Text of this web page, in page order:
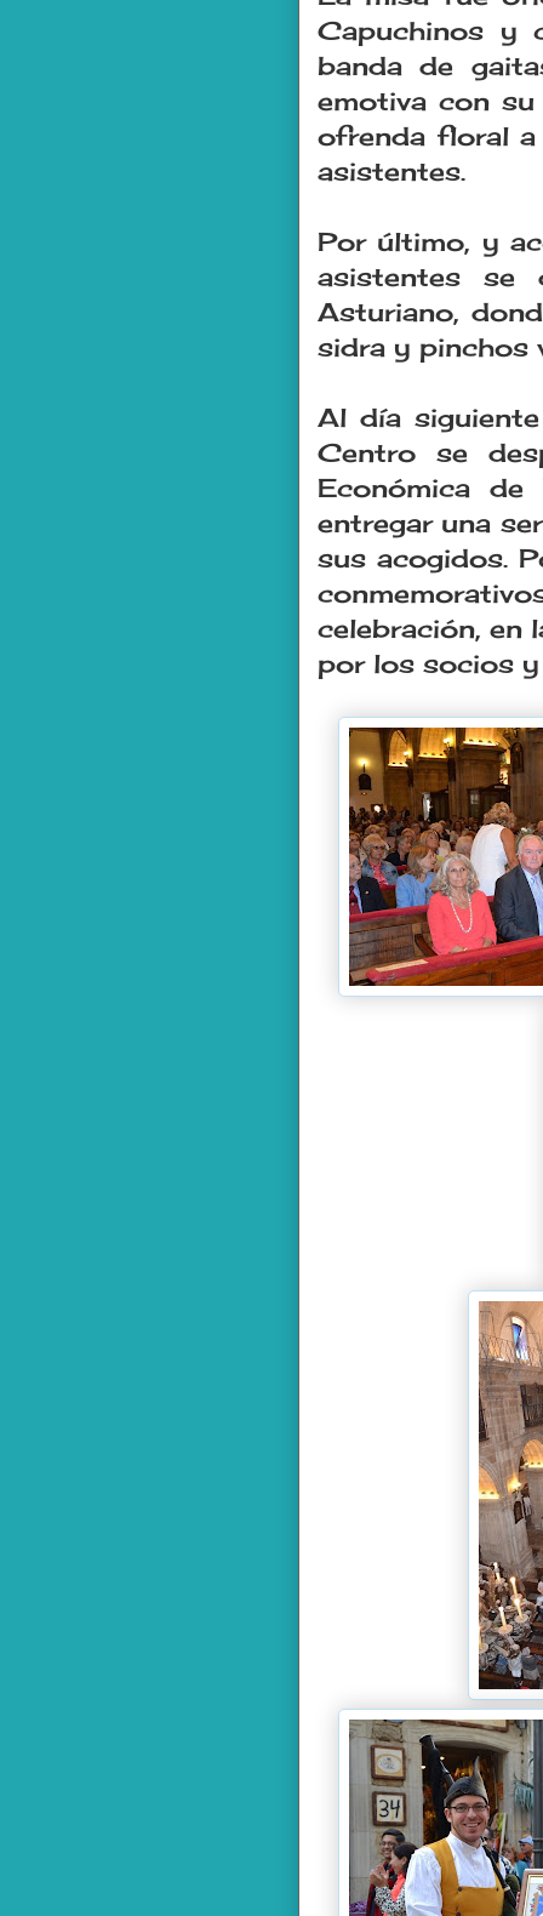
Capuchinos y
banda de
emotiva con
ofrenda floral
asistentes.
Por último, y
asistentes se
Asturiano,
sidra y pinchos
Al día
Centro se
Económica
entregar una
sus acogidos.
celebración, en
por los socios